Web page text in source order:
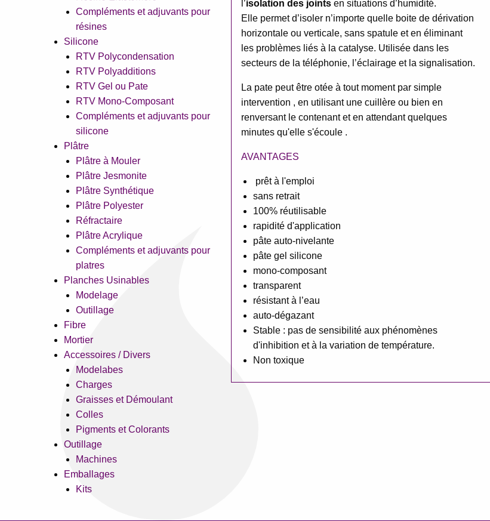
Compléments et adjuvants pour
résines
Silicone
RTV Polycondensation
RTV Polyadditions
RTV Gel ou Pate
RTV Mono-Composant
Compléments et adjuvants pour
silicone
Plâtre
Plâtre à Mouler
Plâtre Jesmonite
Plâtre Synthétique
Plâtre Polyester
Réfractaire
Plâtre Acrylique
Compléments et adjuvants pour
platres
Planches Usinables
Modelage
Outillage
Fibre
Mortier
Accessoires / Divers
Modelabes
Charges
Graisses et Démoulant
Colles
Pigments et Colorants
Outillage
Machines
Emballages
Kits
l’isolation des joints en situations d’humidité.
Elle permet d’isoler n’importe quelle boite de dérivation
horizontale ou verticale, sans spatule et en éliminant
les problèmes liés à la catalyse. Utilisée dans les
secteurs de la téléphonie, l’éclairage et la signalisation.
La pate peut être otée à tout moment par simple
intervention , en utilisant une cuillère ou bien en
renversant le contenant et en attendant quelques
minutes qu'elle s'écoule .
AVANTAGES
prêt à l'emploi
sans retrait
100% réutilisable
rapidité d'application
pâte auto-nivelante
pâte gel silicone
mono-composant
transparent
résistant à l’eau
auto-dégazant
Stable : pas de sensibilité aux phénomènes
d'inhibition et à la variation de température.
Non toxique